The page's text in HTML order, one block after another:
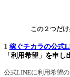
この２つだ
1 稼ぐチカラの公式
「利用希望」を申し
公式LINEに利用希望